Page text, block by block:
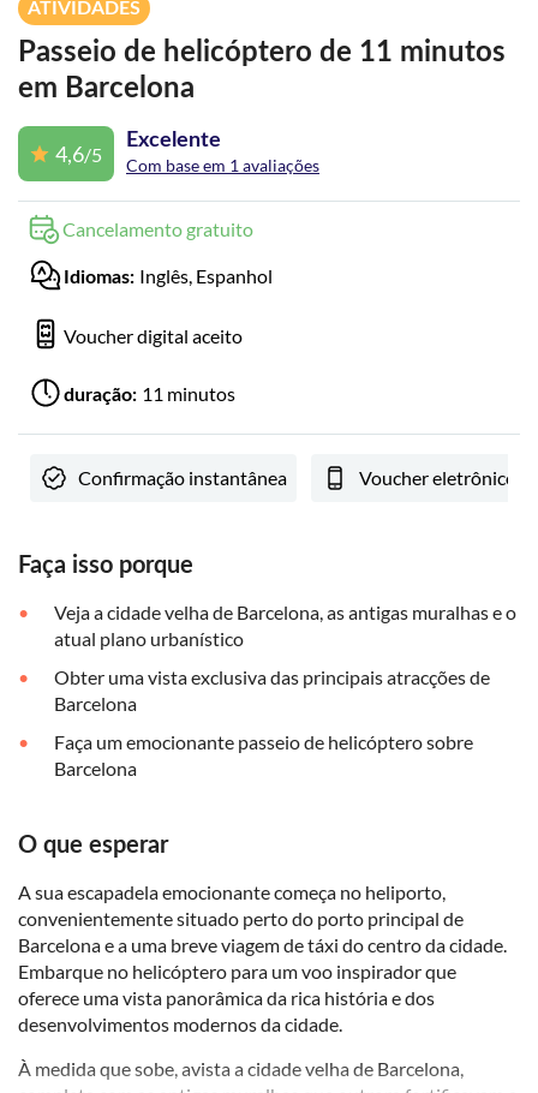
ATIVIDADES
Passeio de helicóptero de 11 minutos
em Barcelona
4,6/5
Excelente
Com base em 1 avaliações
Cancelamento gratuito
Idiomas: Inglês, Espanhol
Voucher digital aceito
duração: 11 minutos
Confirmação instantânea Voucher eletrônico
Faça isso porque
Veja a cidade velha de Barcelona, as antigas muralhas e o
atual plano urbanístico
Obter uma vista exclusiva das principais atracções de
Barcelona
Faça um emocionante passeio de helicóptero sobre
Barcelona
O que esperar
A sua escapadela emocionante começa no heliporto,
convenientemente situado perto do porto principal de
Barcelona e a uma breve viagem de táxi do centro da cidade.
Embarque no helicóptero para um voo inspirador que
oferece uma vista panorâmica da rica história e dos
desenvolvimentos modernos da cidade.
À medida que sobe, avista a cidade velha de Barcelona,